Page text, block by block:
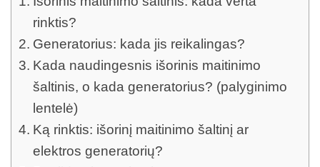
rinktis?
Generatorius: kada jis reikalingas?
Kada naudingesnis išorinis maitinimo
šaltinis, o kada generatorius? (palyginimo
lentelė)
Ką rinktis: išorinį maitinimo šaltinį ar
elektros generatorių?